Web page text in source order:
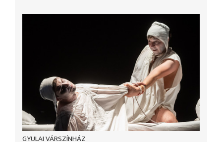
GYULAI VÁRSZÍNHÁZ